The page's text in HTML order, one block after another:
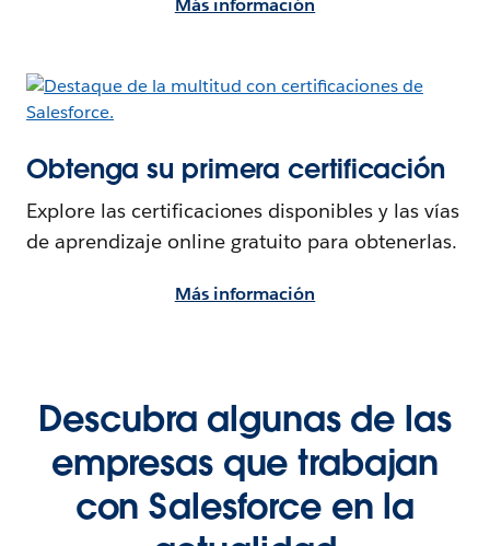
Más información
Obtenga su primera certificación
Explore las certificaciones disponibles y las vías
de aprendizaje online gratuito para obtenerlas.
Más información
Descubra algunas de las
empresas que trabajan
con Salesforce en la